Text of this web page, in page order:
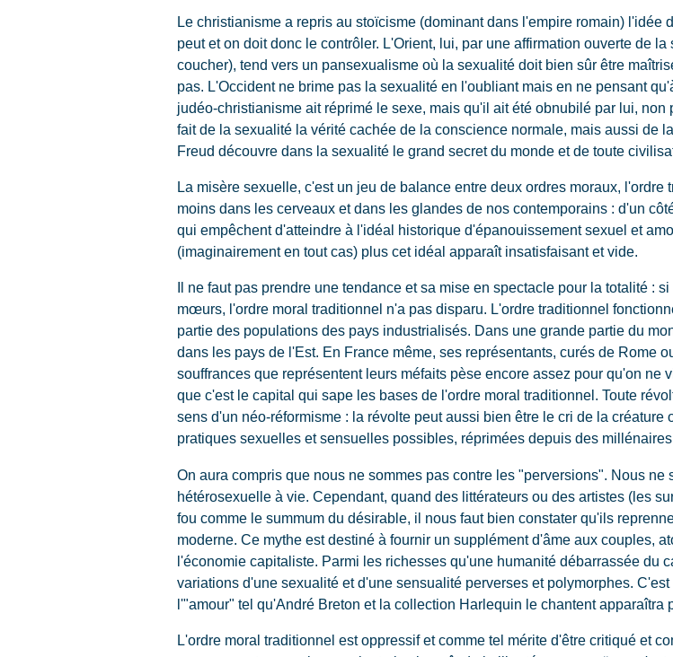
Le christianisme a repris au stoïcisme (dominant dans l'empire romain) l'idée
peut et on doit donc le contrôler. L'Orient, lui, par une affirmation ouverte de
coucher), tend vers un pansexualisme où la sexualité doit bien sûr être
pas. L'Occident ne brime pas la sexualité en l'oubliant mais en ne pensant
judéo-christianisme ait réprimé le sexe, mais qu'il ait été obnubilé par lui,
fait de la sexualité la vérité cachée de la conscience normale, mais aussi de
Freud découvre dans la sexualité le grand secret du monde et de toute
La misère sexuelle, c'est un jeu de balance entre deux ordres moraux,
moins dans les cerveaux et dans les glandes de nos contemporains : d'un
qui empêchent d'atteindre à l'idéal historique d'épanouissement sexuel et
(imaginairement en tout cas) plus cet idéal apparaît insatisfaisant et vide.
Il ne faut pas prendre une tendance et sa mise en spectacle pour la totalité :
mœurs, l'ordre moral traditionnel n'a pas disparu. L'ordre traditionnel
partie des populations des pays industrialisés. Dans une grande partie du
dans les pays de l'Est. En France même, ses représentants, curés de Rome
souffrances que représentent leurs méfaits pèse encore assez pour qu'on
que c'est le capital qui sape les bases de l'ordre moral traditionnel. Toute
sens d'un néo-réformisme : la révolte peut aussi bien être le cri de la
pratiques sexuelles et sensuelles possibles, réprimées depuis des
On aura compris que nous ne sommes pas contre les "perversions". Nous
hétérosexuelle à vie. Cependant, quand des littérateurs ou des artistes (les
fou comme le summum du désirable, il nous faut bien constater qu'ils
moderne. Ce mythe est destiné à fournir un supplément d'âme aux couples,
l'économie capitaliste. Parmi les richesses qu'une humanité débarrassée du
variations d'une sexualité et d'une sensualité perverses et polymorphes.
l'"amour" tel qu'André Breton et la collection Harlequin le chantent apparaîtra
L'ordre moral traditionnel est oppressif et comme tel mérite d'être critiqué et